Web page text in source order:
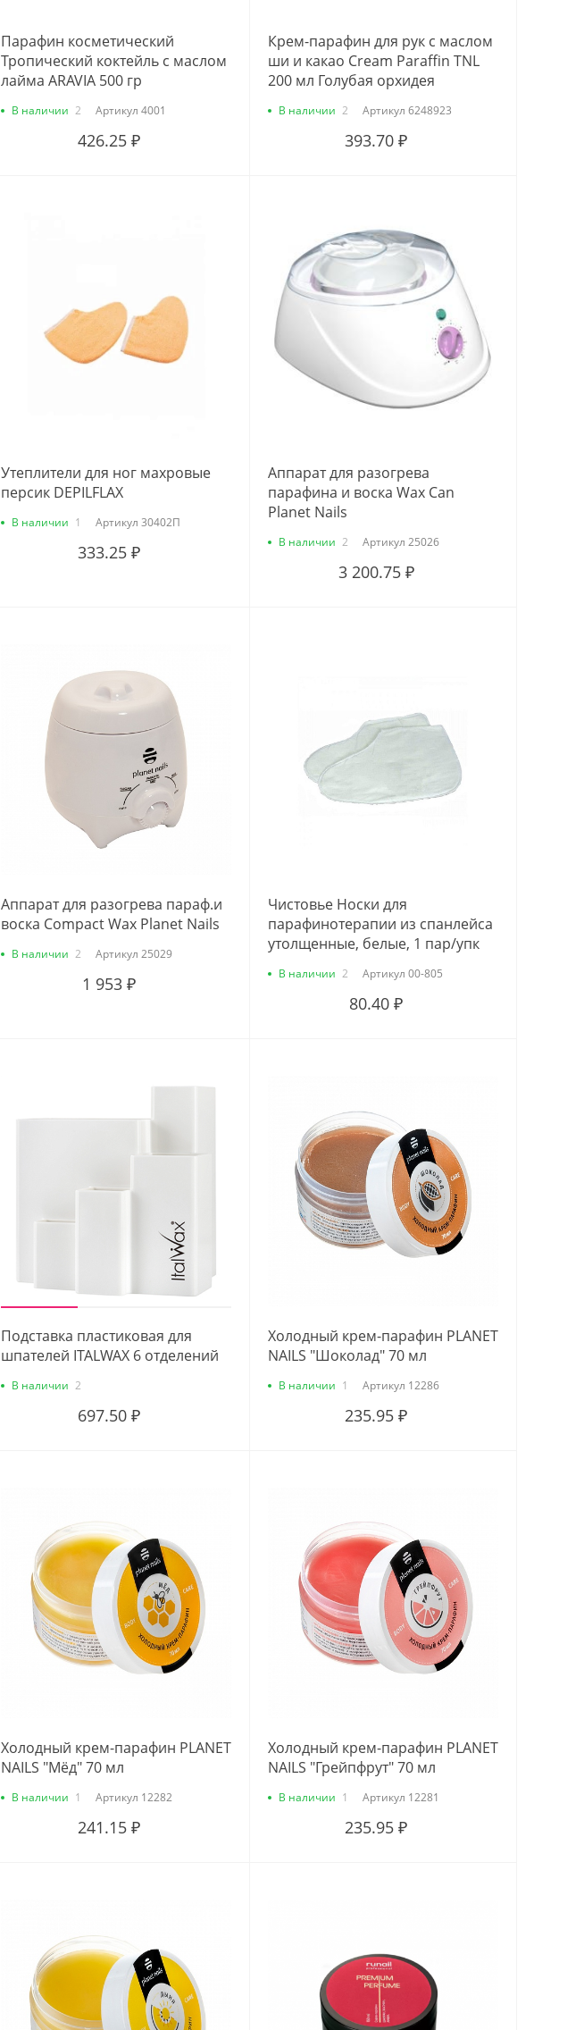
Парафин косметический
Тропический коктейль с маслом
лайма ARAVIA 500 гр
В наличии 2 Артикул 4001
426.25 ₽
Крем-парафин для рук с маслом
ши и какао Cream Paraffin TNL
200 мл Голубая орхидея
В наличии 2 Артикул 6248923
393.70 ₽
Утеплители для ног махровые
персик DEPILFLAX
В наличии 1 Артикул 30402П
333.25 ₽
Аппарат для разогрева
парафина и воска Wax Can
Planet Nails
В наличии 2 Артикул 25026
3 200.75 ₽
Аппарат для разогрева параф.и
воска Compact Wax Planet Nails
В наличии 2 Артикул 25029
1 953 ₽
Чистовье Носки для
парафинотерапии из спанлейса
утолщенные, белые, 1 пар/упк
В наличии 2 Артикул 00-805
80.40 ₽
Подставка пластиковая для
шпателей ITALWAX 6 отделений
В наличии 2
697.50 ₽
Холодный крем-парафин PLANET
NAILS "Шоколад" 70 мл
В наличии 1 Артикул 12286
235.95 ₽
Холодный крем-парафин PLANET
NAILS "Мёд" 70 мл
В наличии 1 Артикул 12282
241.15 ₽
Холодный крем-парафин PLANET
NAILS "Грейпфрут" 70 мл
В наличии 1 Артикул 12281
235.95 ₽